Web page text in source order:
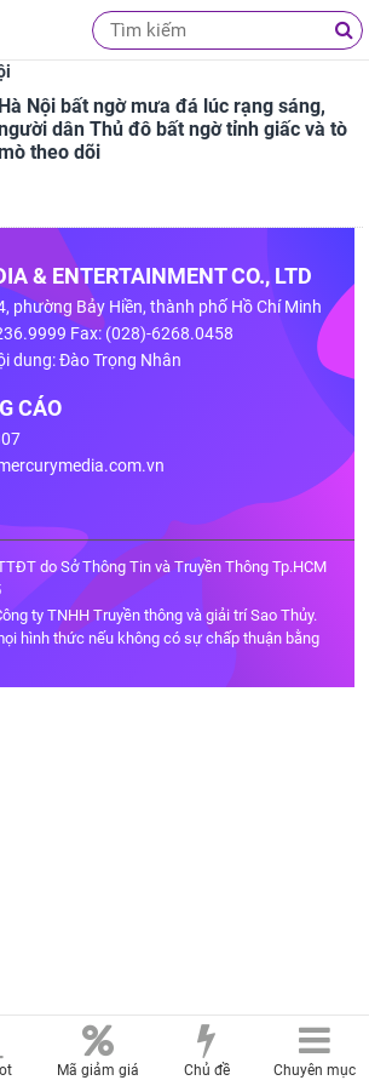
Hà Nội bất ngờ mưa đá lúc rạng sáng,
dân Thủ đô bất ngờ tỉnh giấc và tò
theo dõi
& ENTERTAINMENT CO., LTD
phường Bảy Hiền, thành phố Hồ Chí Minh
Fax: (028)-6268.0458
dung: Đào Trọng Nhân
CÁO
do Sở Thông Tin và Truyền Thông Tp.HCM
ty TNHH Truyền thông và giải trí Sao Thủy.
hình thức nếu không có sự chấp thuận bằng
Mã giảm giá Chủ đề Chuyên mục